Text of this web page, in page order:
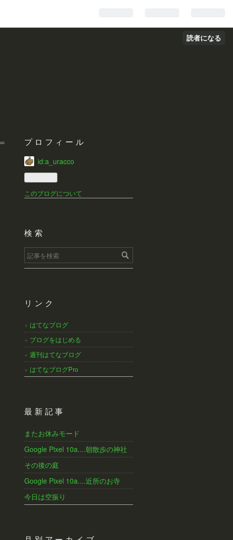
読者になる
プロフィール
id:a_uracco
このブログについて
検索
リンク
はてなブログ
ブログをはじめる
週刊はてなブログ
はてなブログPro
最新記事
またお休みモード
Google Pixel 10a....朝散歩の神社
その後の庭
Google Pixel 10a....近所のお寺
今日は空振り